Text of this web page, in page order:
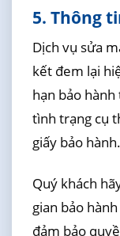
5. Thông
Dịch vụ sửa
kết đem lại
hạn bảo
tình trạng cụ
giấy bảo hành.
Quý khách
gian bảo
đảm bảo